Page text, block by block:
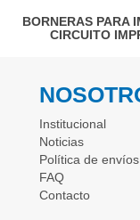
BORNERAS PARA
CIRCUITO
Institucional
Noticias
Política de envíos
FAQ
Contacto